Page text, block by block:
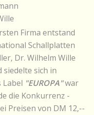
Firma entstand
Schallplatten
Dr. Wilhelm Wille
siedelte sich in
Label "EUROPA"war
die Konkurrenz -
Preisen von DM 12,--